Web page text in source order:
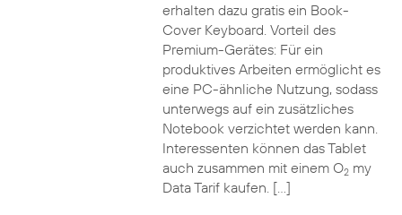
erhalten dazu gratis ein Book-
Cover Keyboard. Vorteil des
Premium-Gerätes: Für ein
produktives Arbeiten ermöglicht es
eine PC-ähnliche Nutzung, sodass
unterwegs auf ein zusätzliches
Notebook verzichtet werden kann.
Interessenten können das Tablet
auch zusammen mit einem O2my
Data Tarif kaufen. […]